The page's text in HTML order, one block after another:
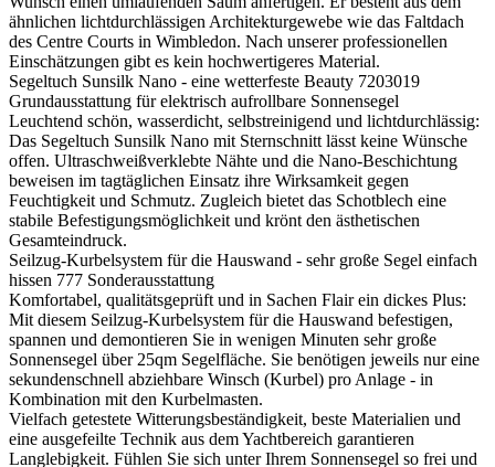
ähnlichen lichtdurchlässigen Architekturgewebe wie das Faltdach
des Centre Courts in Wimbledon. Nach unserer professionellen
Einschätzungen gibt es kein hochwertigeres Material.
Segeltuch Sunsilk Nano - eine wetterfeste Beauty 7203019
Grundausstattung für elektrisch aufrollbare Sonnensegel
Leuchtend schön, wasserdicht, selbstreinigend und lichtdurchlässig:
Das Segeltuch Sunsilk Nano mit Sternschnitt lässt keine Wünsche
offen. Ultraschweißverklebte Nähte und die Nano-Beschichtung
beweisen im tagtäglichen Einsatz ihre Wirksamkeit gegen
Feuchtigkeit und Schmutz. Zugleich bietet das Schotblech eine
stabile Befestigungsmöglichkeit und krönt den ästhetischen
Gesamteindruck.
Seilzug-Kurbelsystem für die Hauswand - sehr große Segel einfach
hissen 777 Sonderausstattung
Komfortabel, qualitätsgeprüft und in Sachen Flair ein dickes Plus:
Mit diesem Seilzug-Kurbelsystem für die Hauswand befestigen,
spannen und demontieren Sie in wenigen Minuten sehr große
Sonnensegel über 25qm Segelfläche. Sie benötigen jeweils nur eine
sekundenschnell abziehbare Winsch (Kurbel) pro Anlage - in
Kombination mit den Kurbelmasten.
Vielfach getestete Witterungsbeständigkeit, beste Materialien und
eine ausgefeilte Technik aus dem Yachtbereich garantieren
Langlebigkeit. Fühlen Sie sich unter Ihrem Sonnensegel so frei und